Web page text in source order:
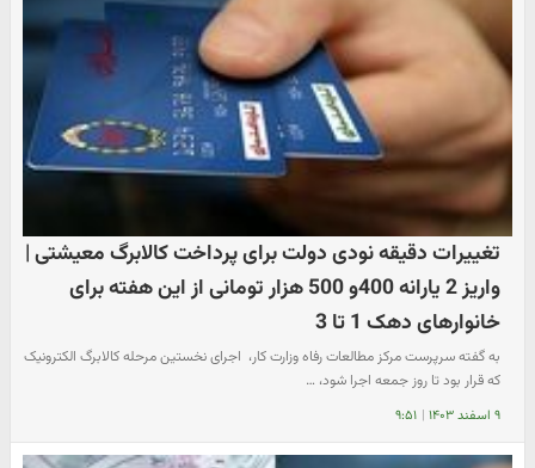
تغییرات دقیقه نودی دولت برای پرداخت کالابرگ معیشتی |
واریز 2 یارانه 400و 500 هزار تومانی از این هفته برای
خانوارهای دهک 1 تا 3
به گفته سرپرست مرکز مطالعات رفاه وزارت کار، ‌ اجرای نخستین مرحله کالابرگ الکترونیک
که قرار بود تا روز جمعه اجرا شود، ‌…
۹ اسفند ۱۴۰۳ | ۹:۵۱